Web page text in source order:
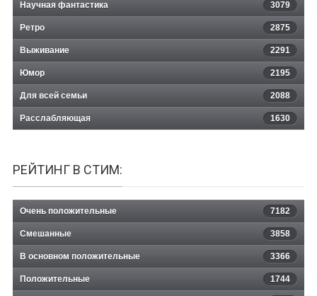
Научная фантастика 3079
Ретро 2875
Выживание 2291
Юмор 2195
Для всей семьи 2088
Расслабляющая 1630
РЕЙТИНГ В СТИМ:
Очень положительные 7182
Смешанные 3858
В основном положительные 3366
Положительные 1744